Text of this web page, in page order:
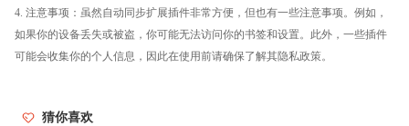
4. 注意事项：虽然自动同步扩展插件非常方便，但也有一些注意事项。例如，
如果你的设备丢失或被盗，你可能无法访问你的书签和设置。此外，一些插件
可能会收集你的个人信息，因此在使用前请确保了解其隐私政策。
猜你喜欢